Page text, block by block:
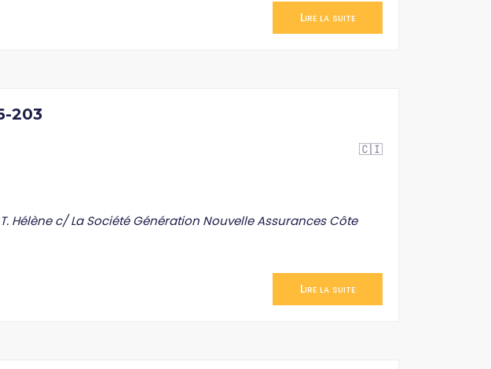
Lire la suite
203
🇨🇮
Hélène c/ La Société Génération Nouvelle Assurances Côte
Lire la suite